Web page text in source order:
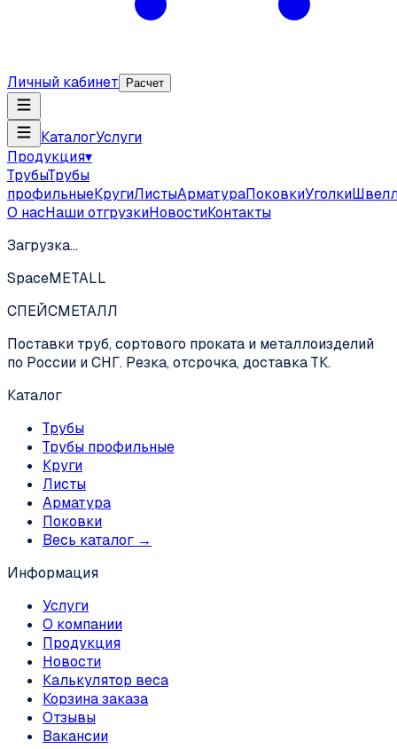
Личный кабинет Расчет
КаталогУслуги
Продукция▾
ТрубыТрубы
профильныеКругиЛистыАрматураПоковкиУголки
О насНаши отгрузкиНовостиКонтакты
Загрузка…
SpaceMETALL
СПЕЙСМЕТАЛЛ
Поставки труб, сортового проката и металлоизделий
по России и СНГ. Резка, отсрочка, доставка ТК.
Каталог
Трубы
Трубы профильные
Круги
Листы
Арматура
Поковки
Весь каталог →
Информация
Услуги
О компании
Продукция
Новости
Калькулятор веса
Корзина заказа
Отзывы
Вакансии